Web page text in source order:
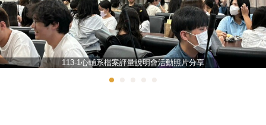
113-1心輔系檔案評量說明會活動照片分享